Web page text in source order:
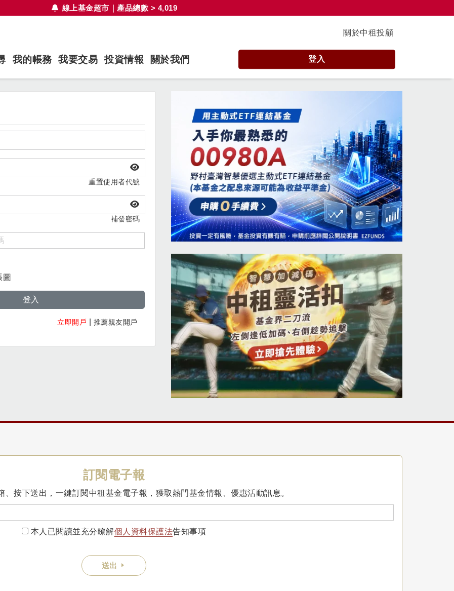
線上基金超市｜產品總數 > 4,019
關於中租投顧
我的帳務 我要交易 投資情報 關於我們 登入
重置使用者代號
補發密碼
圖
登入
立即開戶 推薦親友開戶
訂閱電子報
、按下送出，一鍵訂閱中租基金電子報，獲取熱門基金情報、優惠活動訊息。
本人已閱讀並充分瞭解個人資料保護法告知事項
送出